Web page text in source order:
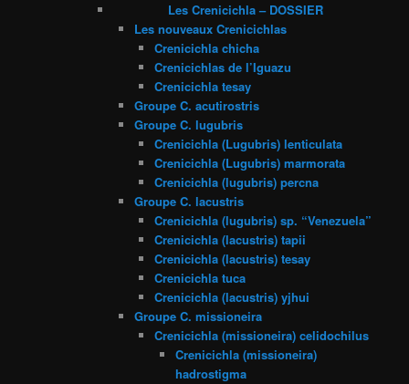
Les Crenicichla – DOSSIER
Les nouveaux Crenicichlas
Crenicichla chicha
Crenicichlas de l’Iguazu
Crenicichla tesay
Groupe C. acutirostris
Groupe C. lugubris
Crenicichla (Lugubris) lenticulata
Crenicichla (Lugubris) marmorata
Crenicichla (lugubris) percna
Groupe C. lacustris
Crenicichla (lugubris) sp. “Venezuela”
Crenicichla (lacustris) tapii
Crenicichla (lacustris) tesay
Crenicichla tuca
Crenicichla (lacustris) yjhui
Groupe C. missioneira
Crenicichla (missioneira) celidochilus
Crenicichla (missioneira)
hadrostigma